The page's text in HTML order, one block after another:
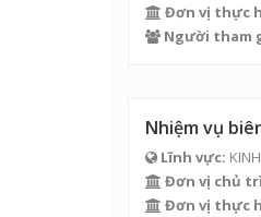
Đơn vị thực
Người tham
Nhiệm vụ
Lĩnh vực:
Đơn vị chủ
Đơn vị thực